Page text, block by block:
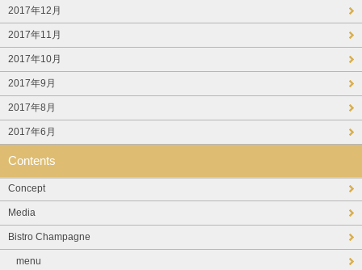
2017年12月
2017年11月
2017年10月
2017年9月
2017年8月
2017年6月
Contents
Concept
Media
Bistro Champagne
menu